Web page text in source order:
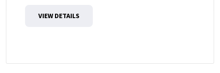
VIEW DETAILS